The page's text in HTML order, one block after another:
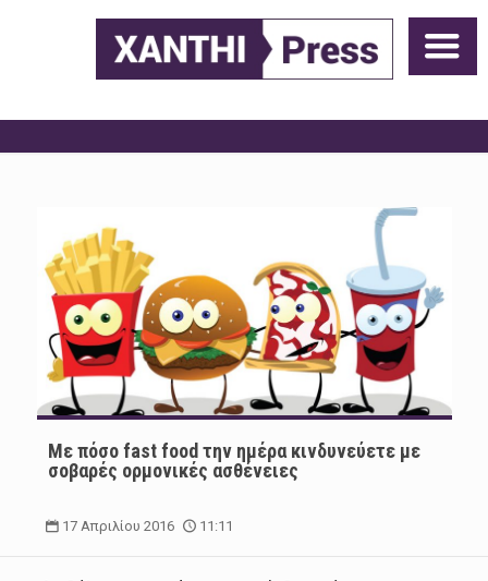
Με πόσο fast food την ημέρα κινδυνεύετε με
σοβαρές ορμονικές ασθένειες
17 Απριλίου 2016 11:11